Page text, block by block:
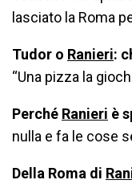
lasciato la Roma
Tudor o Ranieri:
“Una pizza la
Perché Ranieri è
nulla e fa le cose
Della Roma di